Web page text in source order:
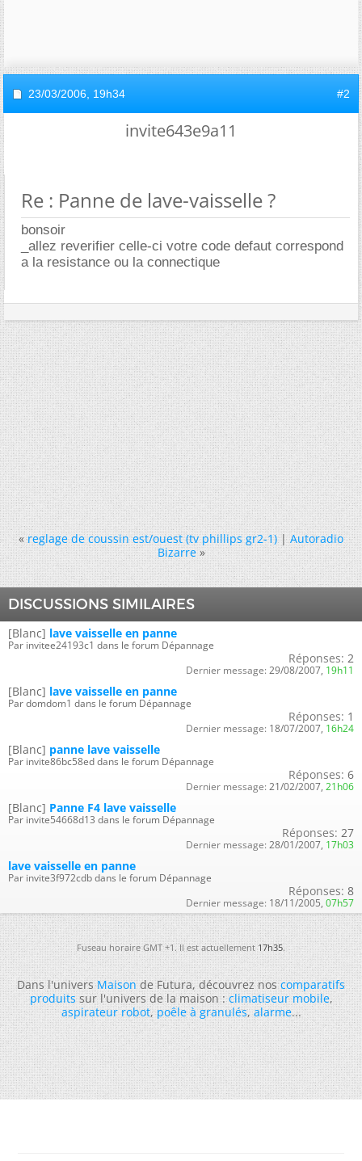
23/03/2006, 19h34 #2
invite643e9a11
Re : Panne de lave-vaisselle ?
bonsoir
_allez reverifier celle-ci votre code defaut correspond
a la resistance ou la connectique
« reglage de coussin est/ouest (tv phillips gr2-1)|Autoradio
Bizarre »
DISCUSSIONS SIMILAIRES
[Blanc] lave vaisselle en panne
Par invitee24193c1 dans le forum Dépannage
Réponses: 2
Dernier message: 29/08/2007, 19h11
[Blanc] lave vaisselle en panne
Par domdom1 dans le forum Dépannage
Réponses: 1
Dernier message: 18/07/2007, 16h24
[Blanc] panne lave vaisselle
Par invite86bc58ed dans le forum Dépannage
Réponses: 6
Dernier message: 21/02/2007, 21h06
[Blanc] Panne F4 lave vaisselle
Par invite54668d13 dans le forum Dépannage
Réponses: 27
Dernier message: 28/01/2007, 17h03
lave vaisselle en panne
Par invite3f972cdb dans le forum Dépannage
Réponses: 8
Dernier message: 18/11/2005, 07h57
Fuseau horaire GMT +1. Il est actuellement17h35.
Dans l'universMaisonde Futura, découvrez noscomparatifs
produitssur l'univers de la maison :climatiseur mobile,
aspirateur robot,poêle à granulés,alarme...